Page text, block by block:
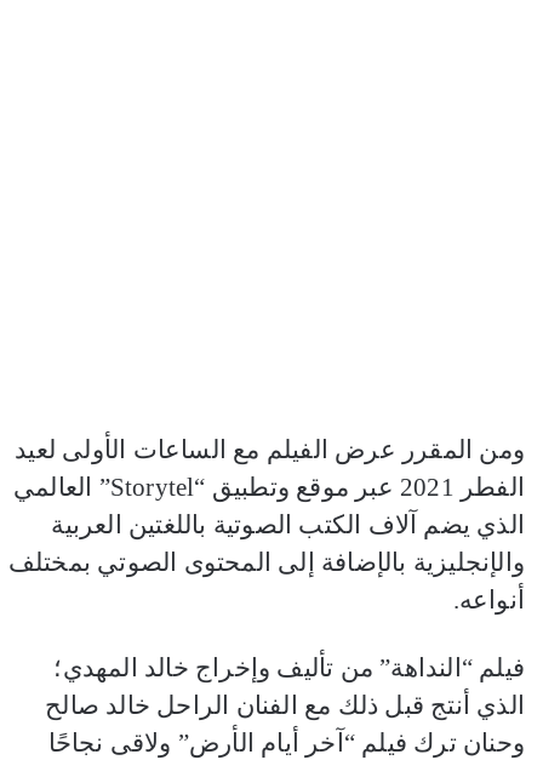
ومن المقرر عرض الفيلم مع الساعات الأولى لعيد
الفطر 2021 عبر موقع وتطبيق “Storytel” العالمي
الذي يضم آلاف الكتب الصوتية باللغتين العربية
والإنجليزية بالإضافة إلى المحتوى الصوتي بمختلف
أنواعه.
فيلم “النداهة” من تأليف وإخراج خالد المهدي؛
الذي أنتج قبل ذلك مع الفنان الراحل خالد صالح
وحنان ترك فيلم “آخر أيام الأرض” ولاقى نجاحًا